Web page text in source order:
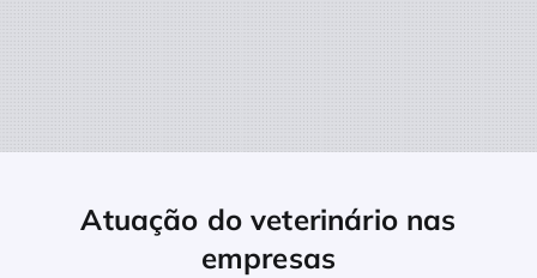
Atuação do veterinário nas
empresas